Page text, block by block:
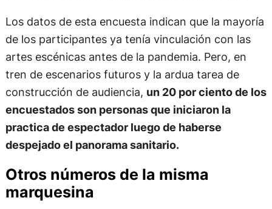
Los datos de esta encuesta indican que la mayoría
de los participantes ya tenía vinculación con las
artes escénicas antes de la pandemia. Pero, en
tren de escenarios futuros y la ardua tarea de
construcción de audiencia, un 20 por ciento de los
encuestados son personas que iniciaron la
practica de espectador luego de haberse
despejado el panorama sanitario.
Otros números de la misma
marquesina